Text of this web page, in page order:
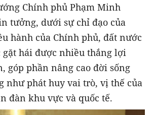
Chính phủ Phạm Minh
tưởng, dưới sự chỉ đạo của
hành của Chính phủ, đất nước
gặt hái được nhiều thắng lợi
góp phần nâng cao đời sống
như phát huy vai trò, vị thế của
đàn khu vực và quốc tế.